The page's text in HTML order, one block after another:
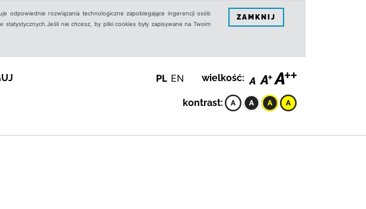
odpowiednie rozwiązania technologiczne zapobiegające ingerencji osób
nie chcesz, by pliki cookies były zapisywane na Twoim
ZAMKNIJ
PL EN wielkość:
kontrast: